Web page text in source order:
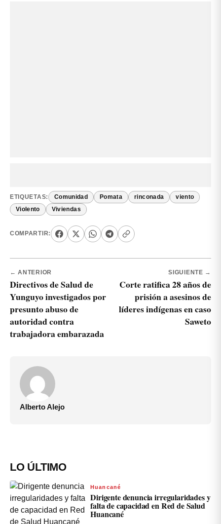
ETIQUETAS: Comunidad Pomata rinconada viento
Violento Viviendas
COMPARTIR:
← ANTERIOR
Directivos de Salud de
Yunguyo investigados por
presunto abuso de
autoridad contra
trabajadora embarazada
SIGUIENTE →
Corte ratifica 28 años de
prisión a asesinos de
líderes indígenas en caso
Saweto
Alberto Alejo
LO ÚLTIMO
Huancané
Dirigente denuncia irregularidades y
falta de capacidad en Red de Salud
Huancané